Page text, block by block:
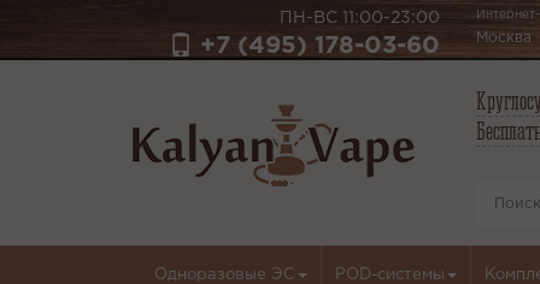
ПН-ВС 11:00-23:00
+7 (495) 178-03-60 Москва
Одноразовые ЭС POD-системы